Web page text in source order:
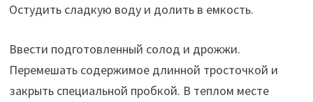
Остудить сладкую воду и долить в емкость.
Ввести подготовленный солод и дрожжи.
Перемешать содержимое длинной тросточкой и
закрыть специальной пробкой. В теплом месте